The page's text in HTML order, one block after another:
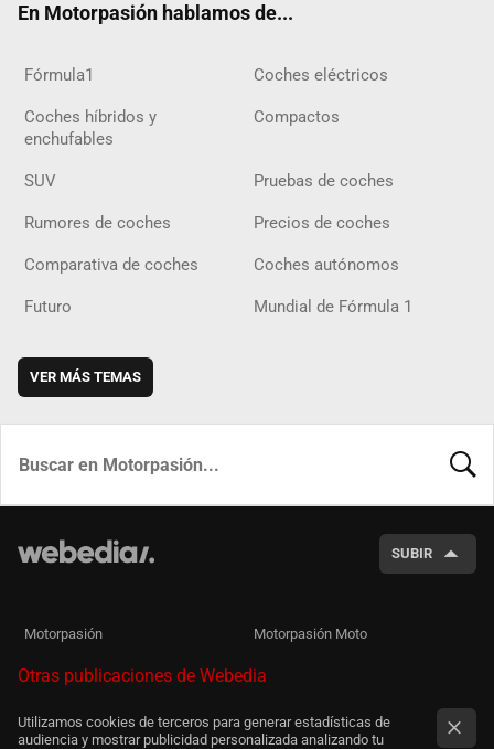
En Motorpasión hablamos de...
Fórmula1 Coches eléctricos
Coches híbridos y
enchufables
Compactos
SUV Pruebas de coches
Rumores de coches Precios de coches
Comparativa de coches Coches autónomos
Futuro Mundial de Fórmula 1
VER MÁS TEMAS
SUBIR
Motorpasión Motorpasión Moto
Otras publicaciones de Webedia
Utilizamos cookies de terceros para generar estadísticas de
audiencia y mostrar publicidad personalizada analizando tu